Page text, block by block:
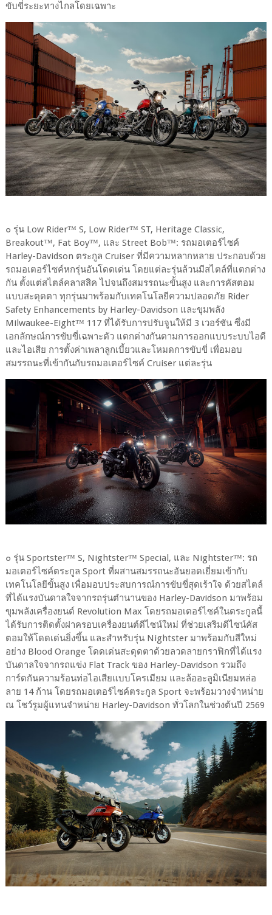
ขับขี่ระยะทางไกลโดยเฉพาะ
๐ รุ่น Low Rider™ S, Low Rider™ ST, Heritage Classic,
Breakout™, Fat Boy™, และ Street Bob™: รถมอเตอร์ไซค์
Harley-Davidson ตระกูล Cruiser ที่มีความหลากหลาย ประกอบด้วย
รถมอเตอร์ไซค์หกรุ่นอันโดดเด่น โดยแต่ละรุ่นล้วนมีสไตล์ที่แตกต่าง
กัน ตั้งแต่สไตล์คลาสสิค ไปจนถึงสมรรถนะขั้นสูง และการคัสตอม
แบบสะดุดตา ทุกรุ่นมาพร้อมกับเทคโนโลยีความปลอดภัย Rider
Safety Enhancements by Harley-Davidson และขุมพลัง
Milwaukee-Eight™ 117 ที่ได้รับการปรับจูนให้มี 3 เวอร์ชัน ซึ่งมี
เอกลักษณ์การขับขี่เฉพาะตัว แตกต่างกันตามการออกแบบระบบไอดี
และไอเสีย การตั้งค่าเพลาลูกเบี้ยวและโหมดการขับขี่ เพื่อมอบ
สมรรถนะที่เข้ากันกับรถมอเตอร์ไซค์ Cruiser แต่ละรุ่น
๐ รุ่น Sportster™ S, Nightster™ Special, และ Nightster™: รถ
มอเตอร์ไซค์ตระกูล Sport ที่ผสานสมรรถนะอันยอดเยี่ยมเข้ากับ
เทคโนโลยีขั้นสูง เพื่อมอบประสบการณ์การขับขี่สุดเร้าใจ ด้วยสไตล์
ที่ได้แรงบันดาลใจจากรถรุ่นตำนานของ Harley-Davidson มาพร้อม
ขุมพลังเครื่องยนต์ Revolution Max โดยรถมอเตอร์ไซค์ในตระกูลนี้
ได้รับการติดตั้งฝาครอบเครื่องยนต์ดีไซน์ใหม่ ที่ช่วยเสริมดีไซน์คัส
ตอมให้โดดเด่นยิ่งขึ้น และสำหรับรุ่น Nightster มาพร้อมกับสีใหม่
อย่าง Blood Orange โดดเด่นสะดุดตาด้วยลวดลายกราฟิกที่ได้แรง
บันดาลใจจากรถแข่ง Flat Track ของ Harley-Davidson รวมถึง
การ์ดกันความร้อนท่อไอเสียแบบโครเมียม และล้ออะลูมิเนียมหล่อ
ลาย 14 ก้าน โดยรถมอเตอร์ไซค์ตระกูล Sport จะพร้อมวางจำหน่าย
ณ โชว์รูมผู้แทนจำหน่าย Harley-Davidson ทั่วโลกในช่วงต้นปี 2569